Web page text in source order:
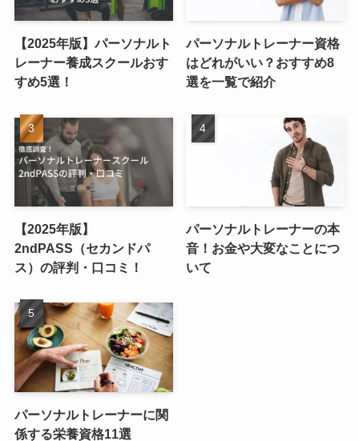
【2025年版】パーソナルト
レーナー養成スクールおす
すめ5選！
パーソナルトレーナー資格
はどれがいい？おすすめ8
選を一覧で紹介
【2025年版】
2ndPASS（セカンドパ
ス）の評判・口コミ！
パーソナルトレーナーの本
音！お金や大変なことにつ
いて
パーソナルトレーナーに関
係する栄養資格11選